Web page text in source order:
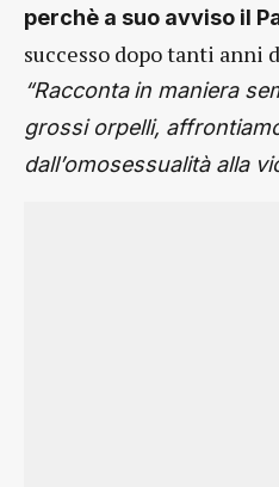
perchè a suo avviso il
successo dopo tanti anni
“Racconta in maniera
grossi orpelli,
dall’omosessualità alla